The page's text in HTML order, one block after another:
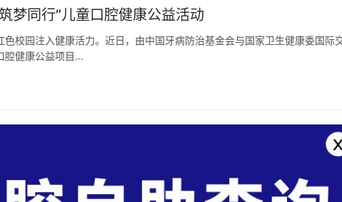
梦同行”儿童口腔健康公益活动
校园注入健康活力。近日，由中国牙病防治基金会与国家卫生健康委国际
腔健康公益项目…